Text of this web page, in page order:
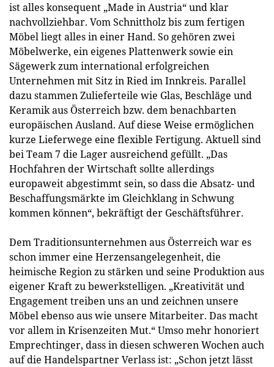
ist alles konsequent „Made in Austria“ und klar
nachvollziehbar. Vom Schnittholz bis zum fertigen
Möbel liegt alles in einer Hand. So gehören zwei
Möbelwerke, ein eigenes Plattenwerk sowie ein
Sägewerk zum international erfolgreichen
Unternehmen mit Sitz in Ried im Innkreis. Parallel
dazu stammen Zulieferteile wie Glas, Beschläge und
Keramik aus Österreich bzw. dem benachbarten
europäischen Ausland. Auf diese Weise ermöglichen
kurze Lieferwege eine flexible Fertigung. Aktuell sind
bei Team 7 die Lager ausreichend gefüllt. „Das
Hochfahren der Wirtschaft sollte allerdings
europaweit abgestimmt sein, so dass die Absatz- und
Beschaffungsmärkte im Gleichklang in Schwung
kommen können“, bekräftigt der Geschäftsführer.
Dem Traditionsunternehmen aus Österreich war es
schon immer eine Herzensangelegenheit, die
heimische Region zu stärken und seine Produktion aus
eigener Kraft zu bewerkstelligen. „Kreativität und
Engagement treiben uns an und zeichnen unsere
Möbel ebenso aus wie unsere Mitarbeiter. Das macht
vor allem in Krisenzeiten Mut.“ Umso mehr honoriert
Emprechtinger, dass in diesen schweren Wochen auch
auf die Handelspartner Verlass ist: „Schon jetzt lässt